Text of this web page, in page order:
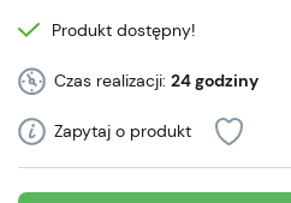
Produkt dostępny!
Czas realizacji: 24 godziny
Zapytaj o produkt